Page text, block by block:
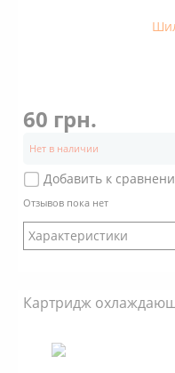
60 грн.
Нет в наличии
Добавить к
Отзывов пока нет
Характеристики
Картридж